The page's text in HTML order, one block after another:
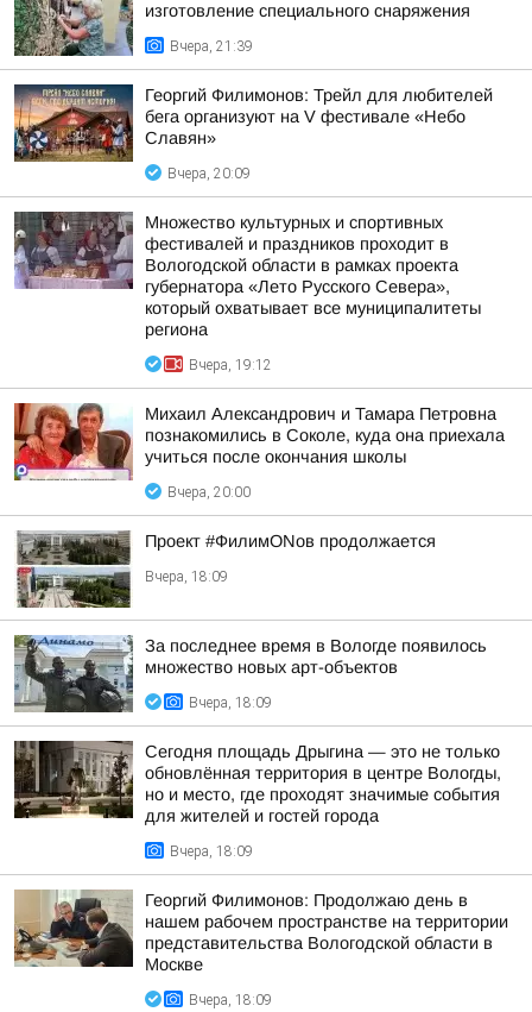
изготовление специального снаряжения
Вчера, 21:39
Георгий Филимонов: Трейл для любителей
бега организуют на V фестивале «Небо
Славян»
Вчера, 20:09
Множество культурных и спортивных
фестивалей и праздников проходит в
Вологодской области в рамках проекта
губернатора «Лето Русского Севера»,
который охватывает все муниципалитеты
региона
Вчера, 19:12
Михаил Александрович и Тамара Петровна
познакомились в Соколе, куда она приехала
учиться после окончания школы
Вчера, 20:00
Проект #ФилимONов продолжается
Вчера, 18:09
За последнее время в Вологде появилось
множество новых арт-объектов
Вчера, 18:09
Сегодня площадь Дрыгина — это не только
обновлённая территория в центре Вологды,
но и место, где проходят значимые события
для жителей и гостей города
Вчера, 18:09
Георгий Филимонов: Продолжаю день в
нашем рабочем пространстве на территории
представительства Вологодской области в
Москве
Вчера, 18:09